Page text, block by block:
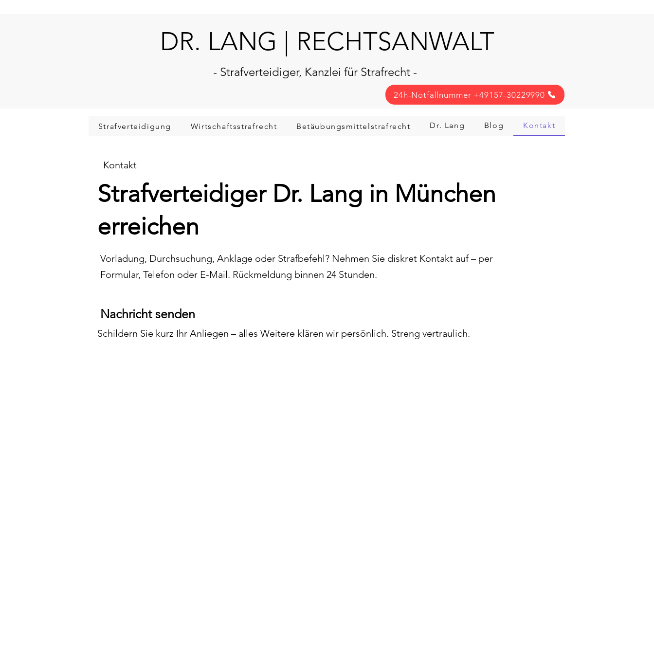
DR. LANG | RECHTSANWALT
- Strafverteidiger, Kanzlei für Strafrecht -
24h-Notfallnummer +49157-30229990
Strafverteidigung Wirtschaftsstrafrecht Betäubungsmittelstrafrecht Dr. Lang Blog Kontakt
Kontakt
Strafverteidiger Dr. Lang in München
erreichen
Vorladung, Durchsuchung, Anklage oder Strafbefehl? Nehmen Sie diskret Kontakt auf – per
Formular, Telefon oder E-Mail. Rückmeldung binnen 24 Stunden.
Nachricht senden
Schildern Sie kurz Ihr Anliegen – alles Weitere klären wir persönlich. Streng vertraulich.